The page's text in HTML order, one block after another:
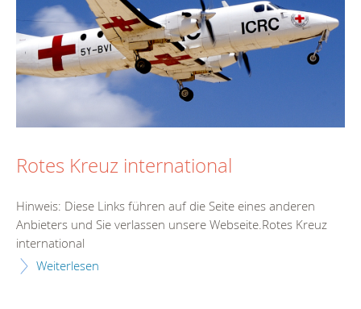
Rotes Kreuz international
Hinweis: Diese Links führen auf die Seite eines anderen
Anbieters und Sie verlassen unsere Webseite.Rotes Kreuz
international
Weiterlesen